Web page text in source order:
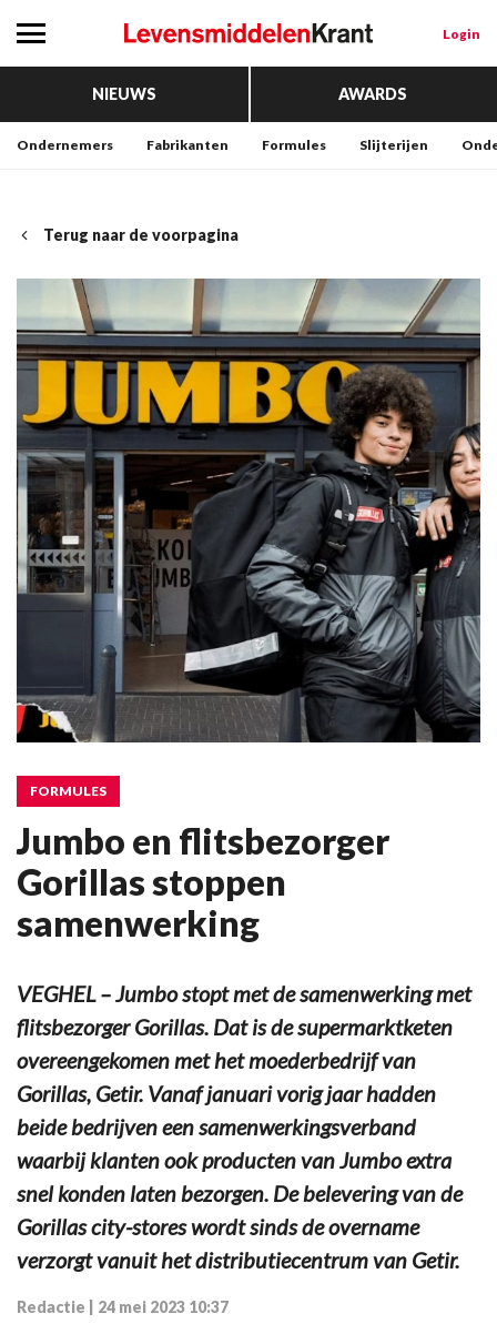
Login
NIEUWS AWARDS
Ondernemers Fabrikanten Formules Slijterijen
Terug naar de voorpagina
FORMULES
Jumbo en flitsbezorger
Gorillas stoppen
samenwerking
VEGHEL – Jumbo stopt met de samenwerking met
flitsbezorger Gorillas. Dat is de supermarktketen
overeengekomen met het moederbedrijf van
Gorillas, Getir. Vanaf januari vorig jaar hadden
beide bedrijven een samenwerkingsverband
waarbij klanten ook producten van Jumbo extra
snel konden laten bezorgen. De belevering van de
Gorillas city-stores wordt sinds de overname
verzorgt vanuit het distributiecentrum van Getir.
Redactie 24 mei 2023 10:37